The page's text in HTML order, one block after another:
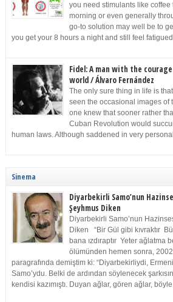
you need stimulants like coffee
morning or even generally
go-to solution may well be to
you get your 8 hours a night and still feel
Fidel: A man with the
world / Álvaro Fernández
The only sure thing in life is
seen the occasional images of
one knew that sooner rather
Cuban Revolution would
human laws. Although saddened in very
Sinema
Diyarbekirli Samo’nun
Şeyhmus Diken
Diyarbekirli Samo’nun
Diken “Bir Gül gibi kıvraktır
bana ızdıraptır Yeter ağlatma
ölümünden hemen sonra,
paragrafında demiştim ki: “Diyarbekirliydi,
Samo’ydu. Belki de ardından söylenecek
kendisi kazımıştı. Duyan ağlar, gören ağlar,